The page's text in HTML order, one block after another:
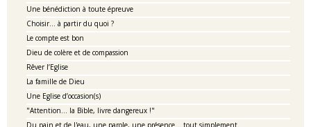
Une bénédiction à toute épreuve
Choisir... à partir du quoi ?
Le compte est bon
Dieu de colère et de compassion
Rêver l’Eglise
La famille de Dieu
Une Eglise d’occasion(s)
"Attention... la Bible, livre dangereux !"
Du pain et de l'eau, une parole, une présence... tout simplement.